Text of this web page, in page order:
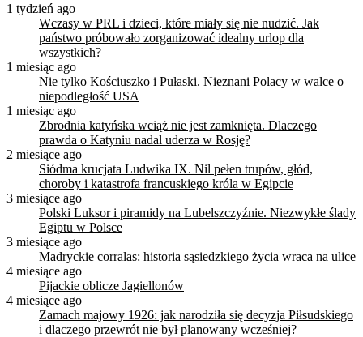
1 tydzień ago
Wczasy w PRL i dzieci, które miały się nie nudzić. Jak
państwo próbowało zorganizować idealny urlop dla
wszystkich?
1 miesiąc ago
Nie tylko Kościuszko i Pułaski. Nieznani Polacy w walce o
niepodległość USA
1 miesiąc ago
Zbrodnia katyńska wciąż nie jest zamknięta. Dlaczego
prawda o Katyniu nadal uderza w Rosję?
2 miesiące ago
Siódma krucjata Ludwika IX. Nil pełen trupów, głód,
choroby i katastrofa francuskiego króla w Egipcie
3 miesiące ago
Polski Luksor i piramidy na Lubelszczyźnie. Niezwykłe ślady
Egiptu w Polsce
3 miesiące ago
Madryckie corralas: historia sąsiedzkiego życia wraca na ulice
4 miesiące ago
Pijackie oblicze Jagiellonów
4 miesiące ago
Zamach majowy 1926: jak narodziła się decyzja Piłsudskiego
i dlaczego przewrót nie był planowany wcześniej?